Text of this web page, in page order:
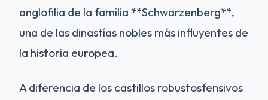
anglofilia de la familia **Schwarzenberg**,
una de las dinastías nobles más influyentes de
la historia europea.
A diferencia de los castillos robustosfensivos